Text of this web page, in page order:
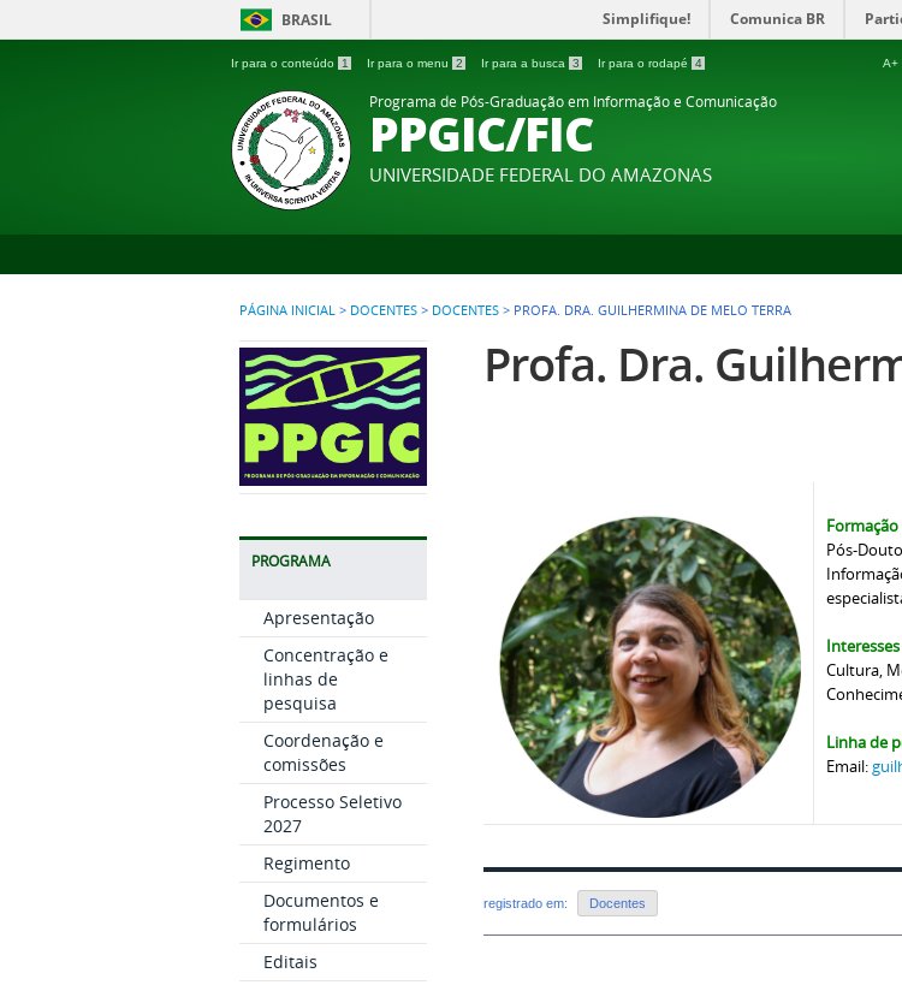
BRASIL Simplifique! Comunica BR
Ir para o conteúdo 1 Ir para o menu 2 Ir para a busca 3 Ir para o rodapé 4 A+
Programa de Pós-Graduação em Informação e Comunicação
PPGIC/FIC
UNIVERSIDADE FEDERAL DO AMAZONAS
PÁGINA INICIAL > DOCENTES > DOCENTES > PROFA. DRA. GUILHERMINA DE MELO TERRA
PROGRAMA
Apresentação
Concentração e
linhas de
pesquisa
Coordenação e
comissões
Processo Seletivo
2027
Regimento
Documentos e
formulários
Editais
Profa. Dra.
Formação
Pós-
Cultura,
Linha de
Email:
registrado em: Docentes